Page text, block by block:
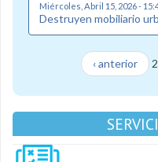
Miércoles, Abril 15, 2026 -
Destruyen mobiliario
‹ anterior